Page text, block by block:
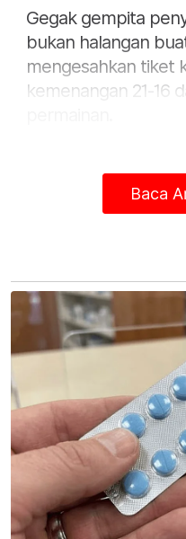
Gegak gempita
bukan halangan
mengesahkan tiket
kemenangan 21-16
mereka
pasangan Perancis
Tang Jie-Ee Wei
Baca